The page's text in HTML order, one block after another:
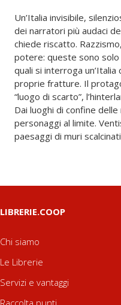
Un’Italia invisibile,
dei narratori più audaci
chiede riscatto.
potere: queste sono
quali si interroga
proprie fratture. Il
“luogo di scarto”,
Dai luoghi di confine
personaggi al limite.
paesaggi di muri
ingloba e distrugge
dell'elaborazione
BrunoGLI AUTORI: Gianni
Butcovan, Ascanio
Valerio Evangelisti,
Ginzburg, Vincenzo
Angelo Mastrandrea,
Paolo Nori, Laura Oliva,
Rinaldi Castro, Daniele
LIBRERIE.COOP
Chi siamo
Le Librerie
Servizi e vantaggi
Raccolta punti